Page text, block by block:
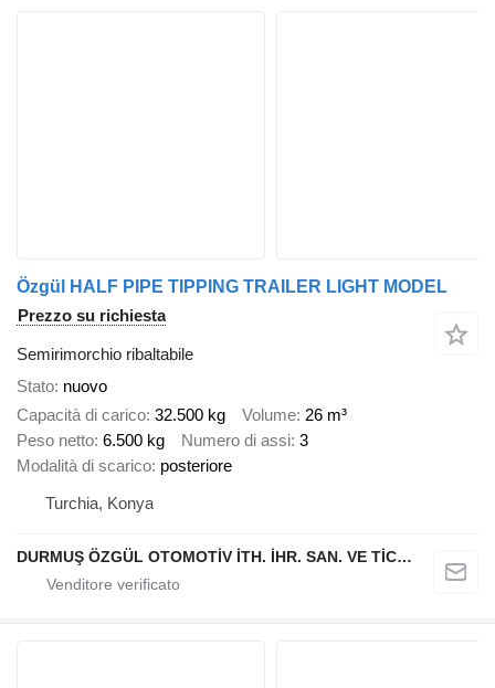
Özgül HALF PIPE TIPPING TRAILER LIGHT MODEL
Prezzo su richiesta
Semirimorchio ribaltabile
Stato nuovo
Capacità di carico 32.500 kg Volume 26 m³
Peso netto 6.500 kg Numero di assi 3
Modalità di scarico posteriore
Turchia, Konya
DURMUŞ ÖZGÜL OTOMOTİV İTH. İHR. SAN. VE TİC. A.Ş